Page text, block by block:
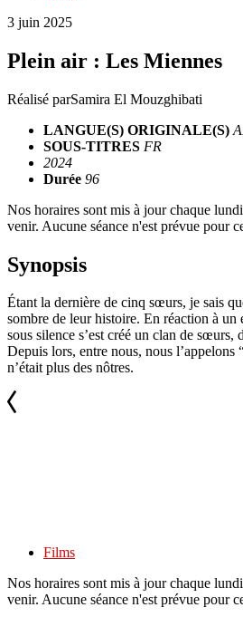
3 juin 2025
Plein air : Les Miennes
Réalisé parSamira El Mouzghibati
LANGUE(S) ORIGINALE(S)
SOUS-TITRES FR
2024
Durée 96
Nos horaires sont mis à jour chaque
venir. Aucune séance n'est prévue pour
Synopsis
Étant la dernière de cinq sœurs, je sais
sombre de leur histoire. En réaction à un
sous silence s’est créé un clan de sœurs,
Depuis lors, entre nous, nous l’appelons
n’était plus des nôtres.
Films
Nos horaires sont mis à jour chaque
venir. Aucune séance n'est prévue pour